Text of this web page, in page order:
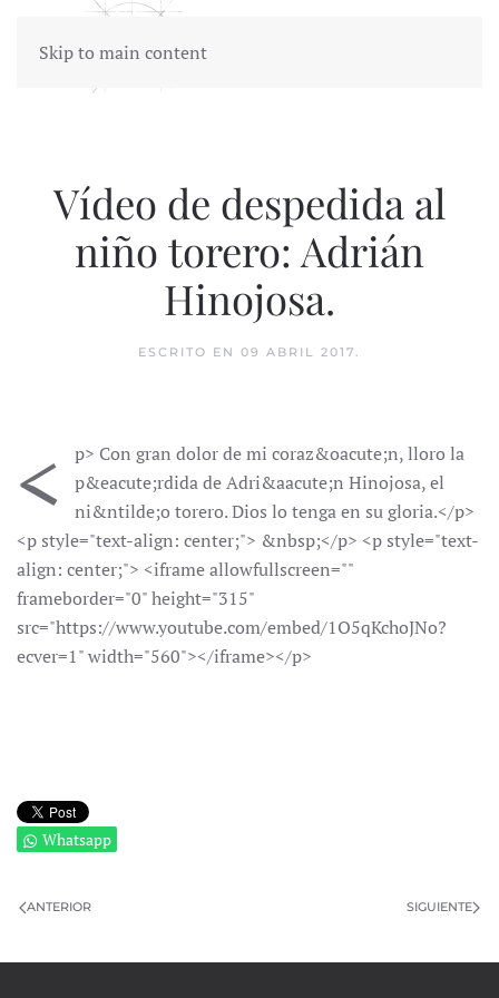
Skip to main content
Vídeo de despedida al
niño torero: Adrián
Hinojosa.
ESCRITO EN 09 ABRIL 2017.
<
p> Con gran dolor de mi coraz&oacute;n, lloro la
p&eacute;rdida de Adri&aacute;n Hinojosa, el
ni&ntilde;o torero. Dios lo tenga en su gloria.</p>
<p style="text-align: center;"> &nbsp;</p> <p style="text-
align: center;"> <iframe allowfullscreen=""
frameborder="0" height="315"
src="https://www.youtube.com/embed/1O5qKchoJNo?
ecver=1" width="560"></iframe></p>
Whatsapp
ANTERIOR SIGUIENTE